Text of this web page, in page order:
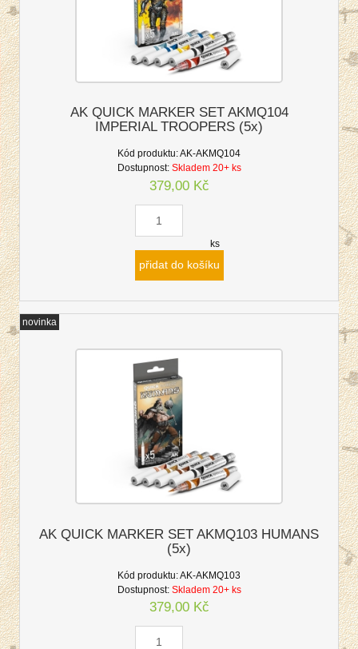
AK QUICK MARKER SET AKMQ104
IMPERIAL TROOPERS (5x)
Kód produktu:AK-AKMQ104
Dostupnost: Skladem 20+ ks
379,00 Kč
ks
přidat do košíku
AK QUICK MARKER SET AKMQ103 HUMANS
(5x)
Kód produktu:AK-AKMQ103
Dostupnost: Skladem 20+ ks
379,00 Kč
novinka